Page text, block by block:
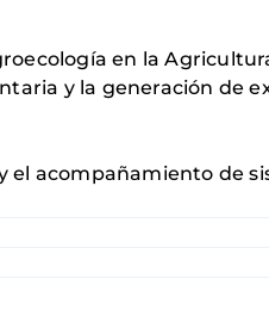
en la
y la generación de
el acompañamiento de